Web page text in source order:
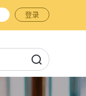
登录